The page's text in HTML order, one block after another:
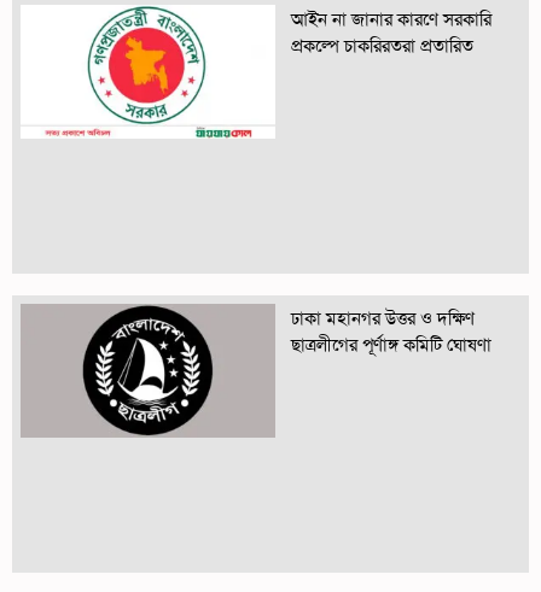
আইন না জানার কারণে সরকারি
প্রকল্পে চাকরিরতরা প্রতারিত
ঢাকা মহানগর উত্তর ও দক্ষিণ
ছাত্রলীগের পূর্ণাঙ্গ কমিটি ঘোষণা